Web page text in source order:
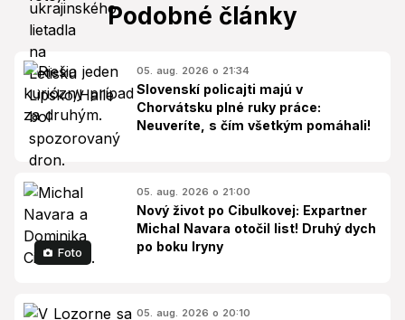
Podobné články
05. aug. 2026 o 21:34
Slovenskí policajti majú v
Chorvátsku plné ruky práce:
Neuveríte, s čím všetkým pomáhali!
Foto
05. aug. 2026 o 21:00
Nový život po Cibulkovej: Expartner
Michal Navara otočil list! Druhý dych
po boku Iryny
05. aug. 2026 o 20:10